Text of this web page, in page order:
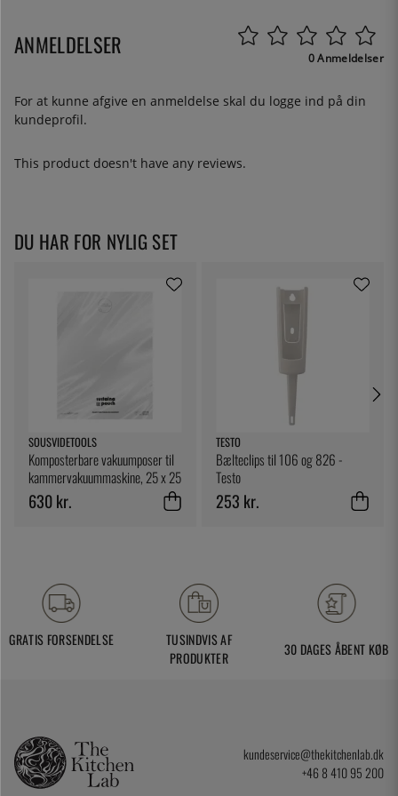
ANMELDELSER 0 Anmeldelser
For at kunne afgive en anmeldelse skal du logge ind på din
kundeprofil.
This product doesn't have any reviews.
DU HAR FOR NYLIG SET
SOUSVIDETOOLS
Komposterbare vakuumposer til
kammervakuummaskine, 25 x 25
cm, 200-pak - SousVideTools
630 kr.
TESTO
Bælteclips til 106 og 826 -
Testo
253 kr.
GRATIS FORSENDELSE
TUSINDVIS AF
PRODUKTER
30 DAGES ÅBENT KØB
kundeservice@thekitchenlab.dk
+46 8 410 95 200